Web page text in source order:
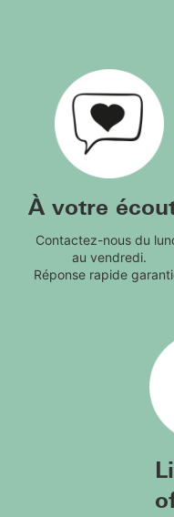
À votre
Contactez-nous du
au vendredi.
Réponse rapide